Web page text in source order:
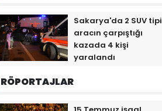
Sakarya'da 2 SUV tipi
aracın çarpıştığı
kazada 4 kişi
yaralandı
RÖPORTAJLAR